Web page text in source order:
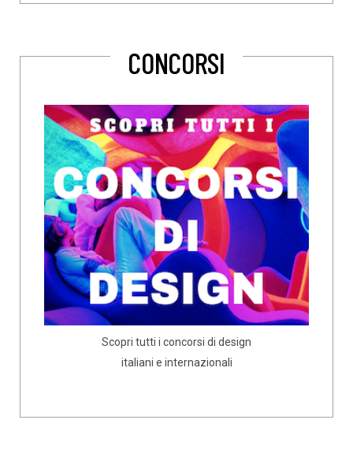
CONCORSI
Scopri tutti i concorsi di design
italiani e internazionali